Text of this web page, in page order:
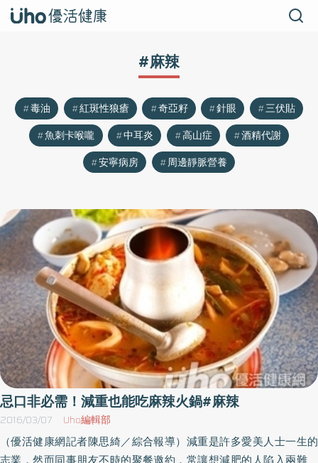
#麻辣
毒油 紅斑性狼瘡 奇亞籽 針眼
三伏貼
魚刺卡喉嚨
中耳炎 高山症
酒精代謝
安寧病房
周邊靜脈營養
忌口非必需！減重也能吃麻辣火鍋#麻辣
2016/03/07 Uho編輯部
（優活健康網記者陳思綺／綜合報導）減重是許多愛美人士一生的